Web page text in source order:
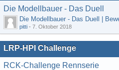
Die Modellbauer - Das Duell
pitti - 7. Oktober 2018
LRP-HPI Challenge
RCK-Challenge Rennserie